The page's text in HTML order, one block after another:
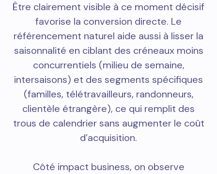
Être clairement visible à ce moment décisif
favorise la conversion directe. Le
référencement naturel aide aussi à lisser la
saisonnalité en ciblant des créneaux moins
concurrentiels (milieu de semaine,
intersaisons) et des segments spécifiques
(familles, télétravailleurs, randonneurs,
clientèle étrangère), ce qui remplit des
trous de calendrier sans augmenter le coût
d’acquisition.
Côté impact business, on observe